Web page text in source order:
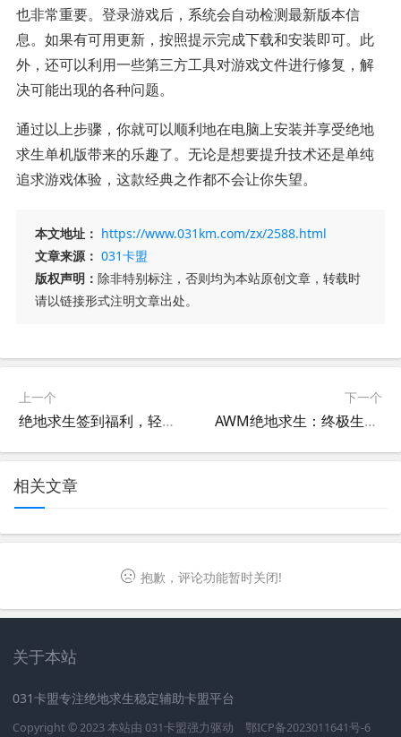
也非常重要。登录游戏后，系统会自动检测最新版本信
息。如果有可用更新，按照提示完成下载和安装即可。此
外，还可以利用一些第三方工具对游戏文件进行修复，解
决可能出现的各种问题。
通过以上步骤，你就可以顺利地在电脑上安装并享受绝地
求生单机版带来的乐趣了。无论是想要提升技术还是单纯
追求游戏体验，这款经典之作都不会让你失望。
本文地址： https://www.031km.com/zx/2588.html
文章来源： 031卡盟
版权声明： 除非特别标注，否则均为本站原创文章，转载时
请以链接形式注明文章出处。
上一个
绝地求生签到福利，轻松变强-绝地求生每日签到活动攻略
下一个
AWM绝地求生：终极生存指南-AWM在绝地求生中的传奇故事
相关文章
抱歉，评论功能暂时关闭!
关于本站
031卡盟专注绝地求生稳定辅助卡盟平台
Copyright © 2023 本站由 031卡盟强力驱动 鄂ICP备2023011641号-6